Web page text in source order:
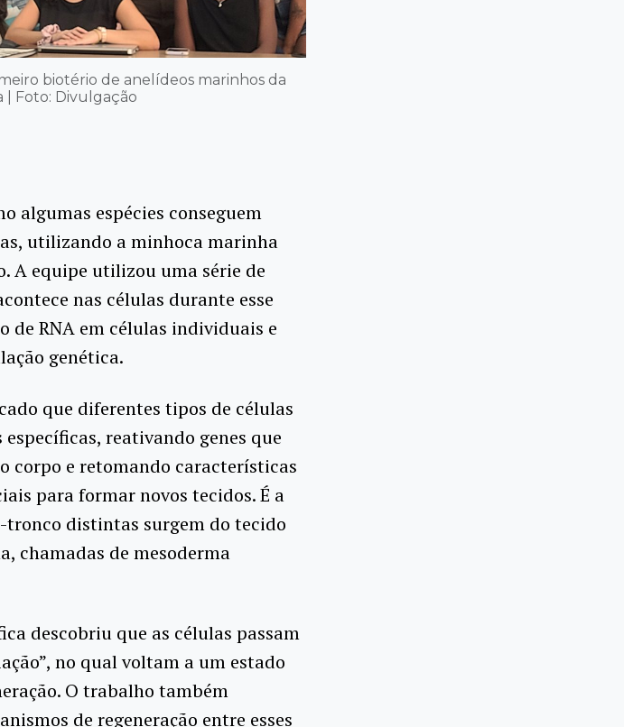
biotério de anelídeos marinhos da
| Foto: Divulgação
algumas espécies conseguem
utilizando a minhoca marinha
A equipe utilizou uma série de
nas células durante esse
de RNA em células individuais e
genética.
que diferentes tipos de células
reativando genes que
corpo e retomando características
para formar novos tecidos. É a
tronco distintas surgem do tecido
chamadas de mesoderma
descobriu que as células passam
no qual voltam a um estado
O trabalho também
de regeneração entre esses